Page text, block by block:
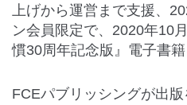
上げから運営まで支援、
ン会員限定で、2020年10
慣30周年記念版』電子書籍
FCEパブリッシングが出